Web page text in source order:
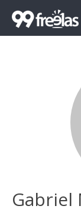
Gabriel